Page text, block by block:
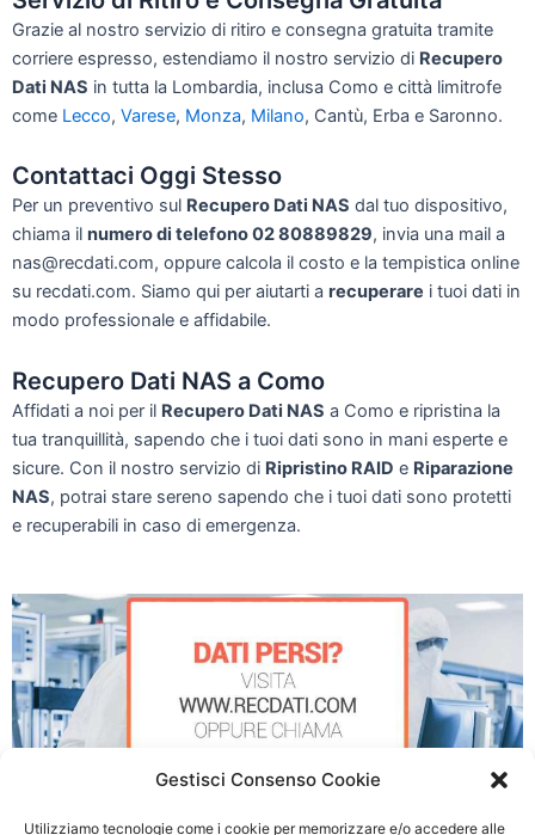
Gestisci Consenso Cookie
Utilizziamo tecnologie come i cookie per memorizzare e/o accedere alle
Grazie al nostro servizio di ritiro e consegna gratuita tramite
corriere espresso, estendiamo il nostro servizio di Recupero
Dati NAS in tutta la Lombardia, inclusa Como e città limitrofe
come Lecco, Varese, Monza, Milano, Cantù, Erba e Saronno.
Contattaci Oggi Stesso
Per un preventivo sul Recupero Dati NAS dal tuo dispositivo,
chiama il numero di telefono 02 80889829, invia una mail a
nas@recdati.com, oppure calcola il costo e la tempistica online
su recdati.com. Siamo qui per aiutarti a recuperare i tuoi dati in
modo professionale e affidabile.
Recupero Dati NAS a Como
Affidati a noi per il Recupero Dati NAS a Como e ripristina la
tua tranquillità, sapendo che i tuoi dati sono in mani esperte e
sicure. Con il nostro servizio di Ripristino RAID e Riparazione
NAS, potrai stare sereno sapendo che i tuoi dati sono protetti
e recuperabili in caso di emergenza.